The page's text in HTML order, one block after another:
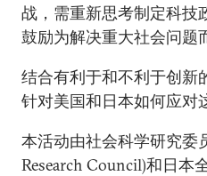
战，需重新思考制定科技
鼓励为解决重大社会问题
结合有利于和不利于创新
针对美国和日本如何应对
本活动由社会科学研究委
Research Council)和日本